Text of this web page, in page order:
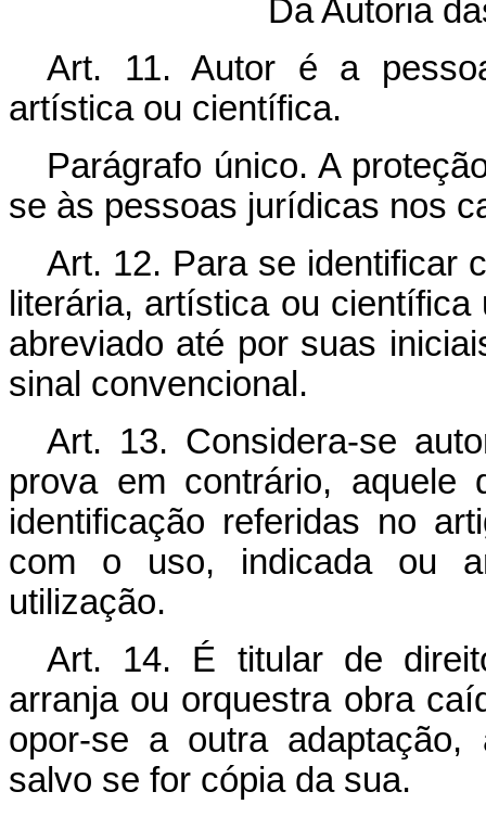
Da Autoria
Art. 11. Autor é a
artística ou científica.
Parágrafo único. A
se às pessoas jurídicas nos
Art. 12. Para se identificar
literária, artística ou
abreviado até por suas
sinal convencional.
Art. 13. Considera-se
prova em contrário, aquele
identificação referidas no
com o uso, indicada ou
utilização.
Art. 14. É titular de
arranja ou orquestra obra
opor-se a outra adaptação,
salvo se for cópia da sua.